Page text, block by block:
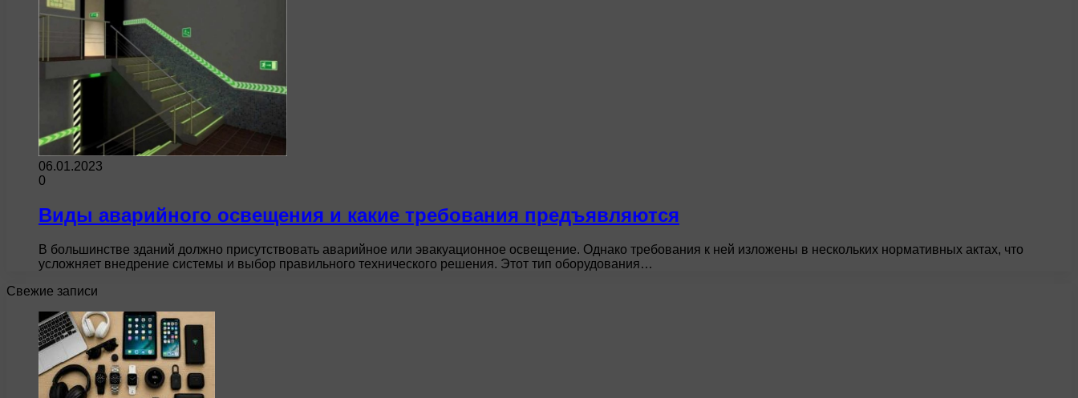
06.01.2023
0
Виды аварийного освещения и какие требования предъявляются
В большинстве зданий должно присутствовать аварийное или эвакуационное освещение. Однако требования к ней изложены в нескольких нормативных актах, что
усложняет внедрение системы и выбор правильного технического решения. Этот тип оборудования…
Свежие записи